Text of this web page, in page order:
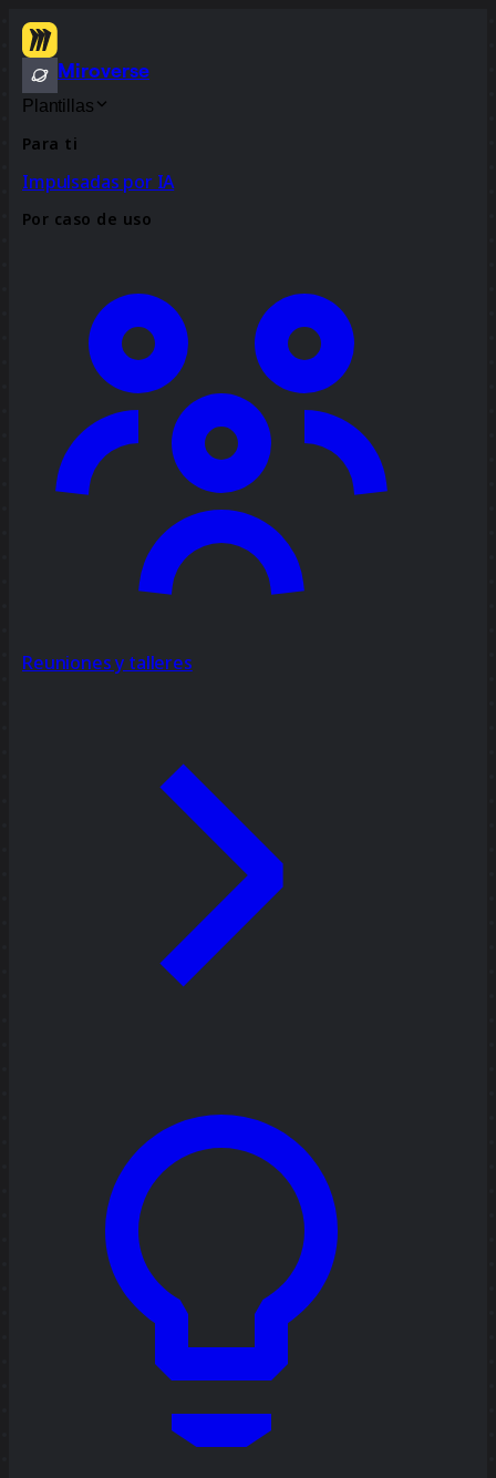
Miroverse
Plantillas
Para ti
Impulsadas por IA
Por caso de uso
Reuniones y talleres